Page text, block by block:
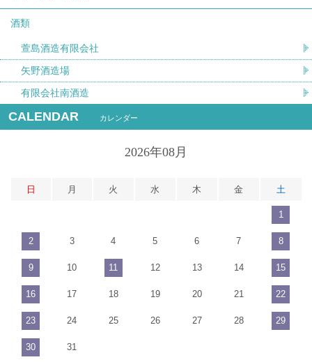
酒類
萱島酒造有限会社
矢野酒造場
有限会社南酒造
CALENDAR カレンダー
2026年08月
日 月 火 水 木 金 土
1
2 3 4 5 6 7 8
9 10 11 12 13 14 15
16 17 18 19 20 21 22
23 24 25 26 27 28 29
30 31